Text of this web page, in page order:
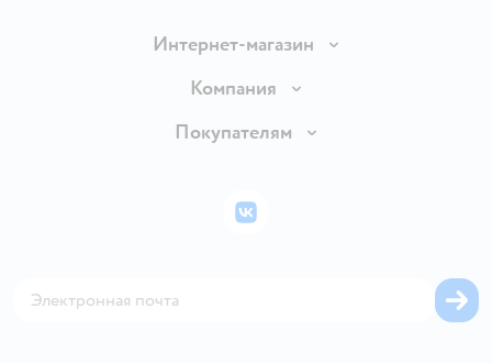
Интернет-магазин
Доставка и оплата
Правила продажи
Политика использования файлов cookie
Компания
Вакансии
Покупателям
Бонусные карты
ВКонтакте